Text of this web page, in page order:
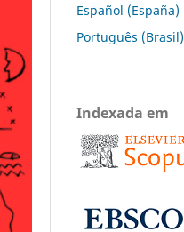
Español (España)
Português (Brasil)
Indexada em